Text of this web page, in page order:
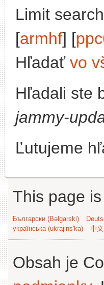
Limit
[armhf] [
Hľadať vo
Hľadali ste
jammy-
Ľutujeme
This page
Български (Bəlgarski)
українська (ukrajins'ka)
中
Obsah je